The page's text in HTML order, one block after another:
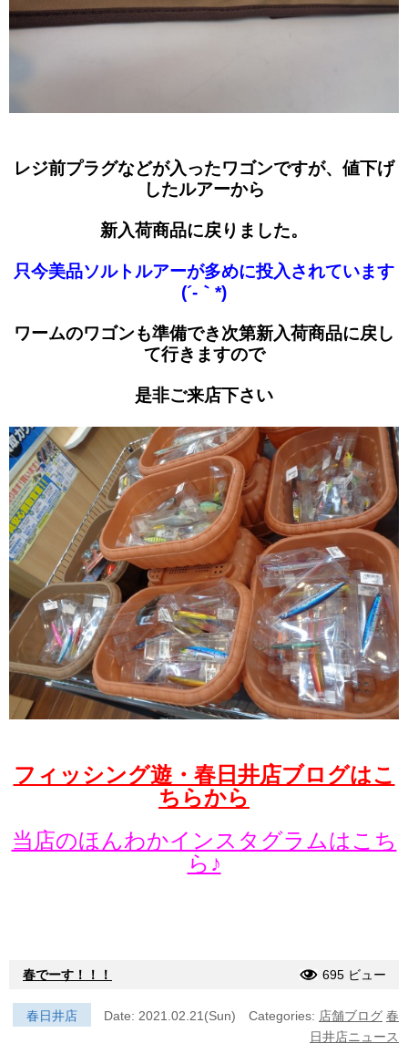
レジ前プラグなどが入ったワゴンですが、値下げ
したルアーから
新入荷商品に戻りました。
只今美品ソルトルアーが多めに投入されています
(´-｀*)
ワームのワゴンも準備でき次第新入荷商品に戻し
て行きますので
是非ご来店下さい
フィッシング遊・春日井店ブログはこ
ちらから
当店のほんわかインスタグラムはこち
ら♪
春でーす！！！ 695 ビュー
春日井店 Date: 2021.02.21(Sun) Categories: 店舗ブログ 春
日井店ニュース